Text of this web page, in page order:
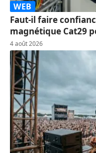
WEB
Faut-il faire
magnétique Cat29
4 août 2026